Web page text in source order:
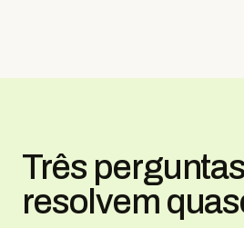
Três perguntas
resolvem